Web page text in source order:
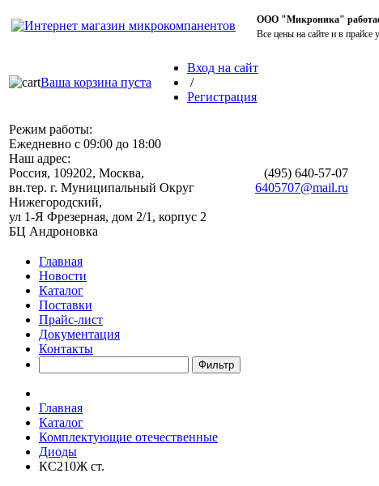
ООО "Микроника"
Все цены на сайте и в прайсе
Ваша корзина пуста
Вход на сайт
/
Регистрация
Режим работы:
Ежедневно с 09:00 до 18:00
Наш адрес:
Россия, 109202, Москва,
вн.тер. г. Муниципальный Округ
Нижегородский,
ул 1-Я Фрезерная, дом 2/1, корпус 2
БЦ Андроновка
(495) 640-57-07
6405707@mail.ru
Главная
Новости
Каталог
Поставки
Прайс-лист
Документация
Контакты
Главная
Каталог
Комплектующие отечественные
Диоды
КС210Ж ст.